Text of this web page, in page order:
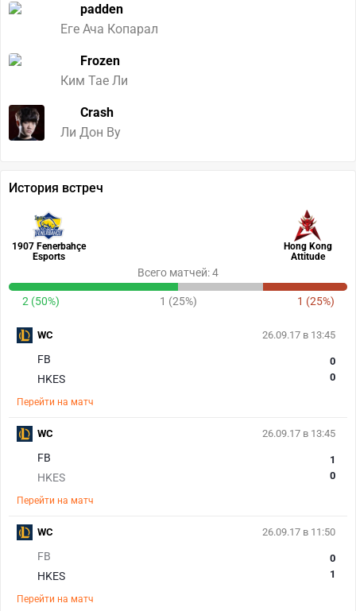
padden
Еге Ача Копарал
Frozen
Ким Тае Ли
Crash
Ли Дон Ву
История встреч
1907 Fenerbahçe
Esports
Hong Kong
Attitude
Всего матчей: 4
2 (50%) 1 (25%) 1 (25%)
26.09.17 в 13:45
FB
HKES
0
0
Перейти на матч
WC
26.09.17 в 13:45
FB
HKES
1
0
Перейти на матч
WC
26.09.17 в 11:50
FB
HKES
0
1
Перейти на матч
WC